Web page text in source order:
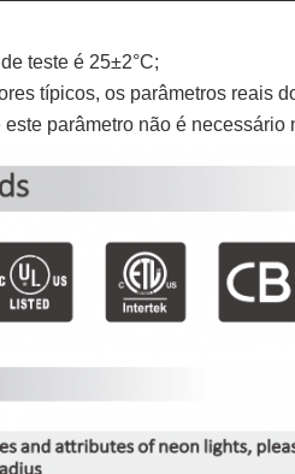
teste é 25±2°C;
típicos, os parâmetros reais
parâmetro não é necessário